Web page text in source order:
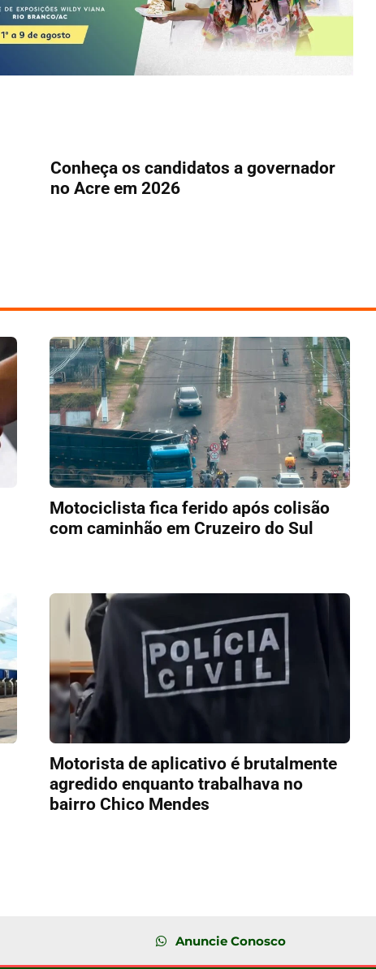
Conheça os candidatos a governador
no Acre em 2026
Motociclista fica ferido após colisão
com caminhão em Cruzeiro do Sul
Motorista de aplicativo é brutalmente
agredido enquanto trabalhava no
bairro Chico Mendes
Anuncie Conosco